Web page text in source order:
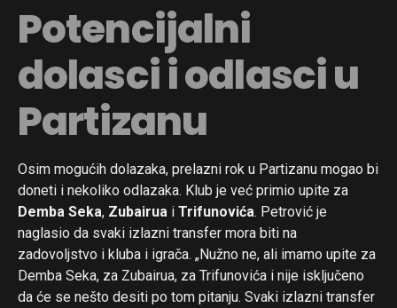
Potencijalni
dolasci i odlasci u
Partizanu
Osim mogućih dolazaka, prelazni rok u Partizanu mogao bi
doneti i nekoliko odlazaka. Klub je već primio upite za
Demba Seka, Zubairua i Trifunovića. Petrović je
naglasio da svaki izlazni transfer mora biti na
zadovoljstvo i kluba i igrača. „Nužno ne, ali imamo upite za
Demba Seka, za Zubairua, za Trifunovića i nije isključeno
da će se nešto desiti po tom pitanju. Svaki izlazni transfer